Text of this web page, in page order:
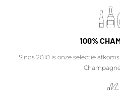
100%
Sinds 2010 is onze selectie